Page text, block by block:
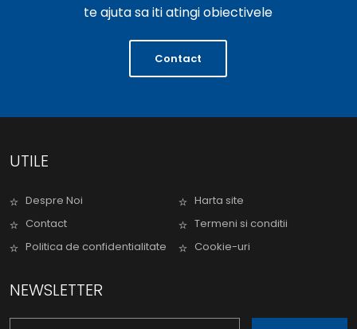
te ajuta sa iti atingi obiectivele
Contact
UTILE
Despre Noi
Harta site
Contact
Termeni si conditii
Politica de confidentialitate
Cookie-uri
NEWSLETTER